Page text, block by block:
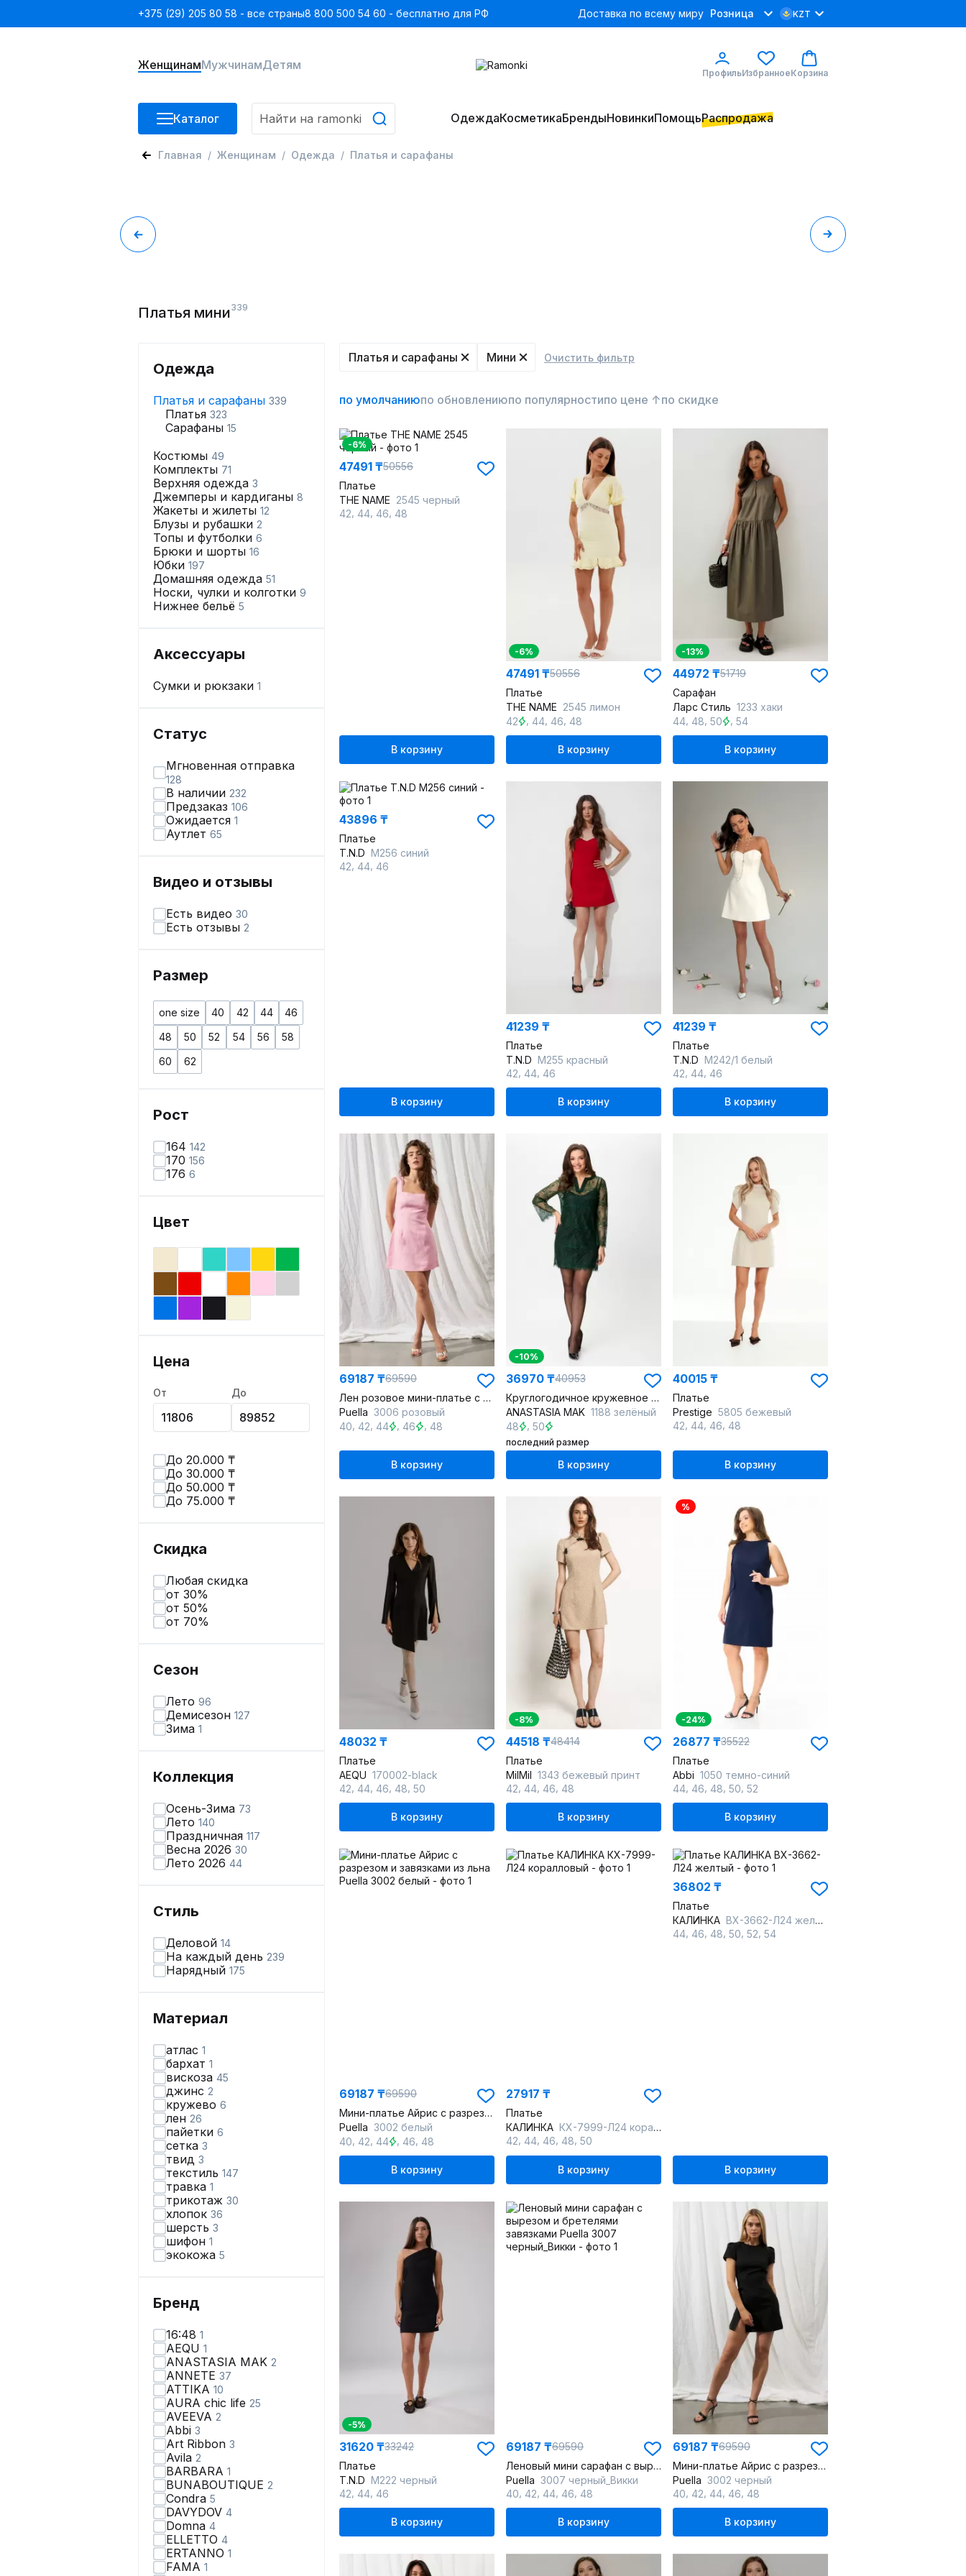
+375 (29) 205 80 58 - все страны8 800 500 54 60 - бесплатно для РФ Доставка по всему миру Розница KZT
ЖенщинамМужчинамДетям
ПрофильИзбранноеКорзина
Каталог ОдеждаКосметикаБрендыНовинкиПомощьРаспродажа
Главная Женщинам Одежда Платья и сарафаны
Платья мини339
Одежда
Платья и сарафаны 339
Платья 323
Сарафаны 15
Костюмы 49
Комплекты 71
Верхняя одежда 3
Джемперы и кардиганы 8
Жакеты и жилеты 12
Блузы и рубашки 2
Топы и футболки 6
Брюки и шорты 16
Юбки 197
Домашняя одежда 51
Носки, чулки и колготки 9
Нижнее бельё 5
Аксессуары
Сумки и рюкзаки 1
Статус
Мгновенная отправка
128
В наличии 232
Предзаказ 106
Ожидается 1
Аутлет 65
Видео и отзывы
Есть видео 30
Есть отзывы 2
Размер
one size 40 42 44
46
48
50 52 54 56
58
60
62
Рост
164 142
170 156
176 6
Цвет
Цена
От До
До 20.000 ₸
До 30.000 ₸
До 50.000 ₸
До 75.000 ₸
Скидка
Любая скидка
от 30%
от 50%
от 70%
Сезон
Лето 96
Демисезон 127
Зима 1
Коллекция
Осень-Зима 73
Лето 140
Праздничная 117
Весна 2026 30
Лето 2026 44
Стиль
Деловой 14
На каждый день 239
Нарядный 175
Материал
атлас 1
бархат 1
вискоза 45
джинс 2
кружево 6
лен 26
пайетки 6
сетка 3
твид 3
текстиль 147
травка 1
трикотаж 30
хлопок 36
шерсть 3
шифон 1
экокожа 5
Бренд
16:48 1
AEQU 1
ANASTASIA MAK 2
ANNETE 37
ATTIKA 10
AURA chic life 25
AVEEVA 2
Abbi 3
Art Ribbon 3
Avila 2
BARBARA 1
BUNABOUTIQUE 2
Condra 5
DAVYDOV 4
Domna 4
ELLETTO 4
ERTANNO 1
FAMA 1
Платья и сарафаны Мини Очистить фильтр
по умолчаниюпо обновлениюпо популярностипо цене ↑по скидке
-6%
47491 ₸50556
Платье
THE NAME 2545 черный
42 44 46 48
В корзину
-6%
47491 ₸50556
Платье
THE NAME 2545 лимон
42
44 46 48
В корзину
-13%
44972 ₸51719
Сарафан
Ларс Стиль 1233 хаки
44 48 50 ,54
В корзину
43896 ₸
Платье
T.N.D М256 синий
42 44 46
В корзину
41239 ₸
Платье
T.N.D М255 красный
42 44 46
В корзину
41239 ₸
Платье
T.N.D М242/1 белый
42 44 46
В корзину
69187 ₸69590
Лен розовое мини-платье с эффектным декольте и поясом
Puella 3006 розовый
40 42 44 46 48
В корзину
-10%
36970 ₸40953
Круглогодичное кружевное мини платье с V-образным вырезом
ANASTASIA MAK 1188 зелёный
48
,50
последний размер
В корзину
40015 ₸
Платье
Prestige 5805 бежевый
42 44 46 48
В корзину
48032 ₸
Платье
AEQU 170002-black
42 44 46 48 50
В корзину
-8%
44518 ₸48414
Платье
MilMil 1343 бежевый принт
42 44 46 48
В корзину
%
-24%
26877 ₸35522
Платье
Abbi 1050 темно-синий
44 46 48 50 52
В корзину
69187 ₸69590
Мини-платье Айрис с разрезом и завязками из льна
Puella 3002 белый
40 42 44 46 48
В корзину
27917 ₸
Платье
КАЛИНКА КХ-7999-Л24 коралловый
42 44 46 48 50
В корзину
36802 ₸
Платье
КАЛИНКА ВХ-3662-Л24 желтый
44 46 48 50 52 54
В корзину
-5%
31620 ₸33242
Платье
T.N.D М222 черный
42 44 46
В корзину
69187 ₸69590
Леновый мини сарафан с вырезом и бретелями завязками
Puella 3007 черный_Викки
40 42 44 46 48
В корзину
69187 ₸69590
Мини-платье Айрис с разрезом и завязками из льна
Puella 3002 черный
40 42 44 46 48
В корзину